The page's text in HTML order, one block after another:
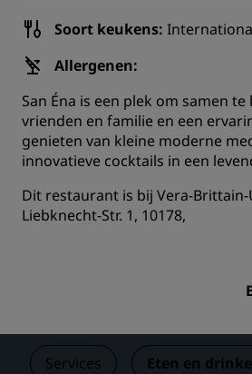
Soort keukens:
Allergenen:
San Éna is een plek om samen
vrienden en familie en een
genieten van kleine moderne
innovatieve cocktails in een
Dit restaurant is bij Vera-Brittain-
Liebknecht-Str. 1, 10178,
Services Eten en